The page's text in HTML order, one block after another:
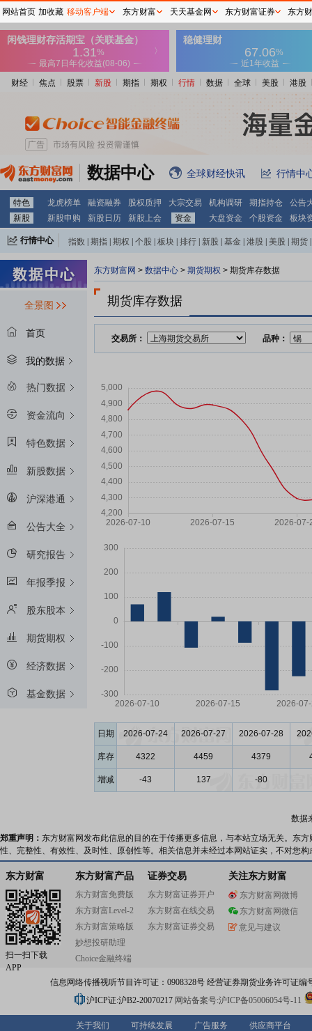
财经 焦点 股票 新股 期指 期权 行情 数据 全球 美股 港股
数据中心 全球财经快讯 行情中
特色 龙虎榜单 融资融券 股权质押 大宗交易 机构调研 期指持仓
公告
新股
新股申购 新股日历 新股上会 资金 大盘资金 个股资金 板块
行情中心 指数 期指 期权 个股 板块 排行 新股 基金 港股 美股 期货
全景图
首页
我的数据
热门数据
资金流向
特色数据
新股数据
沪深港通
公告大全
研究报告
年报季报
股东股本
期货期权
经济数据
基金数据
东方财富网 > 数据中心 > 期货期权 > 期货库存数据
期货库存数据
交易所： 品种：
日期 2026-07-24 2026-07-27 2026-07-28
库存 4322 4459 4379
增减 -43 137 -80
数据
郑重声明： 东方财富网发布此信息的目的在于传播更多信息，与本站立场无关。东
性、完整性、有效性、及时性、原创性等。相关信息并未经过本网站证实，不对您
东方财富
扫一扫下载
APP
东方财富产品
东方财富免费版
东方财富Level-2
东方财富策略版
妙想投研助理
Choice金融终端
证券交易
东方财富证券开户
东方财富在线交易
东方财富证券交易
关注东方财富
东方财富网微博
东方财富网微信
意见与建议
信息网络传播视听节目许可证：0908328号 经营证券期货业务许可证编
沪ICP证:沪B2-20070217 网站备案号:沪ICP备05006054号-11
关于我们 可持续发展 广告服务 供应商平台
网站首页 加收藏 移动客户端 东方财富 天天基金网 东方财富证券 东方